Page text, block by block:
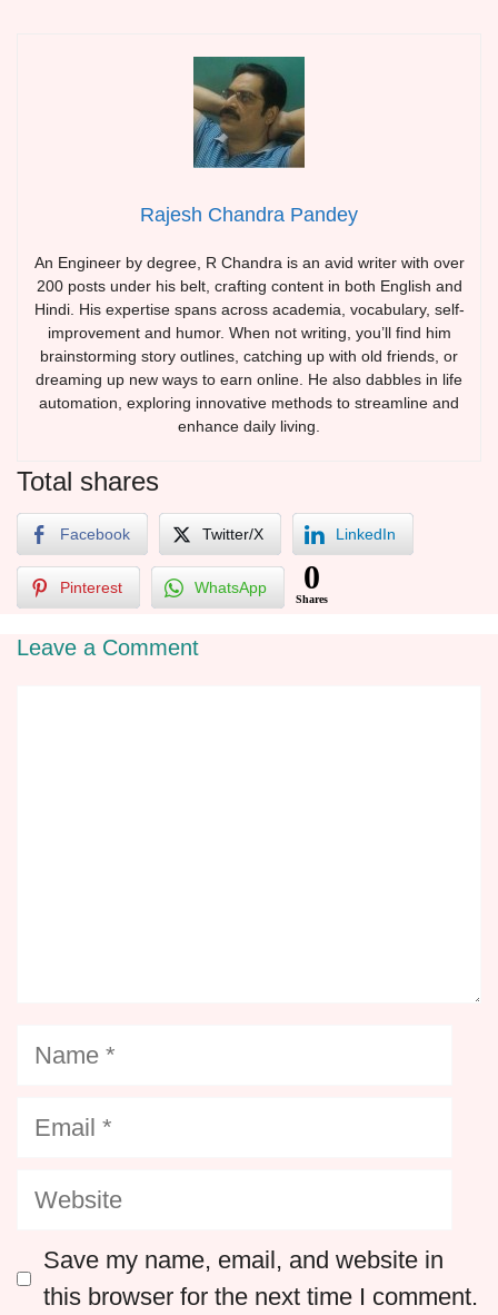
Rajesh Chandra Pandey
An Engineer by degree, R Chandra is an avid writer with over
200 posts under his belt, crafting content in both English and
Hindi. His expertise spans across academia, vocabulary, self-
improvement and humor. When not writing, you’ll find him
brainstorming story outlines, catching up with old friends, or
dreaming up new ways to earn online. He also dabbles in life
automation, exploring innovative methods to streamline and
enhance daily living.
Total shares
Facebook Twitter/X LinkedIn
Pinterest WhatsApp 0
Shares
Leave a Comment
Name
Email
Website
Save my name, email, and website in
this browser for the next time I comment.